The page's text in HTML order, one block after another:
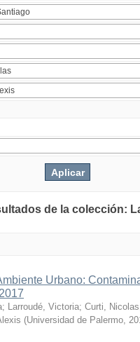
de la colección:
Urbano:
; Larroudé, Victoria; Curti, Nicolas
(Universidad de Palermo,